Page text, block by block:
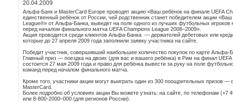
20.04.2009
Альфа-Банк и MasterCard Europe проводят акцию «Ваш ребёнок на финале UEFA
единственный ребёнок от России, чей родственник станет победителем акции
League®» от Альфа-Банка , выведет на поле одного из лучших футбольных
перед началом финального матча UEFA Champions League 2008–2009».
Акция проводится среди клиентов Альфа-Банка — держателей дебетовых или
которые до 27 апреля 2009 года заполнили заявку участника на сайте.
Победит участник, совершивший наибольшее количество покупок по карте Альфа-
Главный приз — поездка на двоих (для вас и вашего ребёнка) в Рим на финал
состоится 27 мая 2009 года и право для ребёнка вывести за руку на поле
команд перед началом финального матча.
Кроме того, участники акции могут выиграть один из 300 поощрительных призов
MasterCard.
Более подробно об условиях акции Вы можете узнать: на сайте, по телефонам (+7
или 8-800-2000–000 (для регионов России).